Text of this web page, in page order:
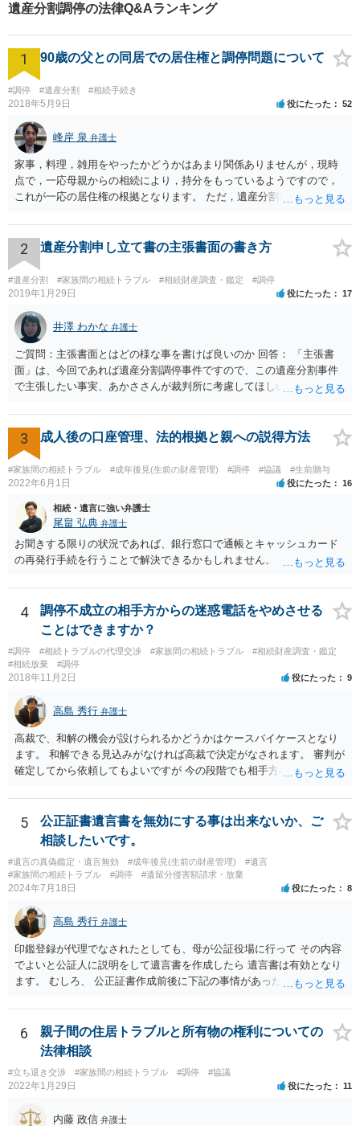
遺産分割調停の法律Q&Aランキング
1 90歳の父との同居での居住権と調停問題について
#調停 #遺産分割 #相続手続き
2018年5月9日 役にたった 52
峰岸 泉 弁護士
家事，料理，雑用をやったかどうかはあまり関係ありませんが，現時
点で，一応母親からの相続により，持分をもっているようですので，
これが一応の居住権の根拠となります。 ただ，遺産分割により，母の
2 遺産分割申し立て書の主張書面の書き方
#遺産分割 #家族間の相続トラブル #相続財産調査・鑑定 #調停
2019年1月29日 役にたった 17
井澤 わかな 弁護士
ご質問：主張書面とはどの様な事を書けば良いのか 回答： 「主張書
面」は、今回であれば遺産分割調停事件ですので、この遺産分割事件
で主張したい事実、あかささんが裁判所に考慮してほしいと思う、亡
ります。 もし、主張したい事実や考慮してほしい事情に関連して
資料を持っているようであれば、主張書面とは別で提出できます。も
し、お姉さんに見られたくないような資料がある場合、「非開示の希
望に関する申出書」と共に提出することも考えられます。 ご質問：書
いた方が良い事と書かない方が良い事 回答： お姉さんが申立書の「申
立ての趣旨」のところに書いている遺産の分け方に対して意見があれ
ば、まずそれを書くとよいです。 次に「申立ての理由」のところに、
なぜ調停を申し立てたのか(例えば、あかささんと話合いが出来ない／
決裂した、など)や亡くなった方・あかささん・お姉さん間の事情やい
きさつなどが書かれていると思うので、あかささんから見てそれは違
分けるかを決めるについてあかささんが重要だと考える事情があれば
(例えば、○○のときにお姉さんは亡くなった方からお金を援助してもら
産分割に関係ない(と思われる)いきさつを沢山盛り込むことだと考えま
す(あくまで遺産分割に関係することに留める方が、裁判所や調停委員
3 成人後の口座管理、法的根拠と親への説得方法
#家族間の相続トラブル #成年後見(生前の財産管理) #調停 #協議 #生前贈与
2022年6月1日 役にたった 16
相続・遺言に強い弁護士
尾畠 弘典 弁護士
お聞きする限りの状況であれば、銀行窓口で通帳とキャッシュカード
の再発行手続を行うことで解決できるかもしれません。
4
調停不成立の相手方からの迷惑電話をやめさせる
ことはできますか？
#調停 #相続トラブルの代理交渉 #家族間の相続トラブル
#相続財産調査・鑑定
#相続放棄
#調停
2018年11月2日 役にたった 9
高島 秀行 弁護士
高裁で、和解の機会が設けられるかどうかはケースバイケースとなり
ます。 和解できる見込みがなければ高裁で決定がなされます。 審判が
確定してから依頼してもよいですが 今の段階でも相手方の連絡が迷惑
5
公正証書遺言書を無効にする事は出来ないか、ご
相談したいです。
#遺言の真偽鑑定・遺言無効 #成年後見(生前の財産管理)
#遺言
#家族間の相続トラブル
#調停 #遺留分侵害額請求・放棄
2024年7月18日 役にたった 8
高島 秀行 弁護士
印鑑登録が代理でなされたとしても、母が公証役場に行って その内容
でよいと公証人に説明をして遺言書を作成したら 遺言書は有効となり
ます。 むしろ、 公正証書作成前後に下記の事情があったことが証明で
月に携帯が新しくなった母からの第一声は「ここにいたら殺される」
「面会に来てくれ」で、長男に聞くと「面会は出来ない。俺は携帯電
話の使い方を教える為に会っている」「母の話は聞かなくて良い」と
電話が切れました。その後の電話でも「食事に毒が入っている」「体
にチップが埋められている」等、おかしかったです。 当時の診療記
録、介護認定の資料、介護記録を取得して 弁護士に面談で相談された
方がよいと思います。
6
親子間の住居トラブルと所有物の権利についての
法律相談
#立ち退き交渉 #家族間の相続トラブル #調停 #協議
2022年1月29日 役にたった 11
内藤 政信 弁護士